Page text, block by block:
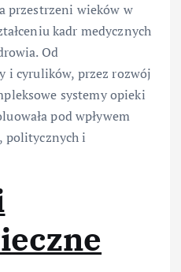
przestrzeni wieków w
kadr medycznych
Od
i cyrulików, przez rozwój
systemy opieki
pod wpływem
politycznych i